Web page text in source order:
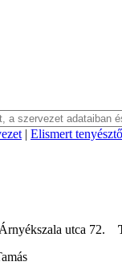
| Elismert
utca 72.